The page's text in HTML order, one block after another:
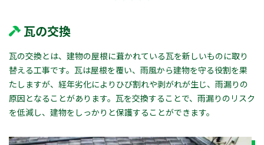
瓦の交換
瓦の交換とは、建物の屋根に葺かれている瓦を新しいものに取り
替える工事です。瓦は屋根を覆い、雨風から建物を守る役割を果
たしますが、経年劣化によりひび割れや剥がれが生じ、雨漏りの
原因となることがあります。瓦を交換することで、雨漏りのリスク
を低減し、建物をしっかりと保護することができます。